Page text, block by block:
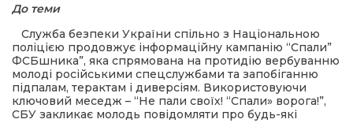
До теми
Служба безпеки України спільно з Національною
поліцією продовжує інформаційну кампанію “Спали”
ФСБшника”, яка спрямована на протидію вербуванню
молоді російськими спецслужбами та запобіганню
підпалам, терактам і диверсіям. Використовуючи
ключовий меседж – “Не пали своїх! “Спали» ворога!”,
СБУ закликає молодь повідомляти про будь-які